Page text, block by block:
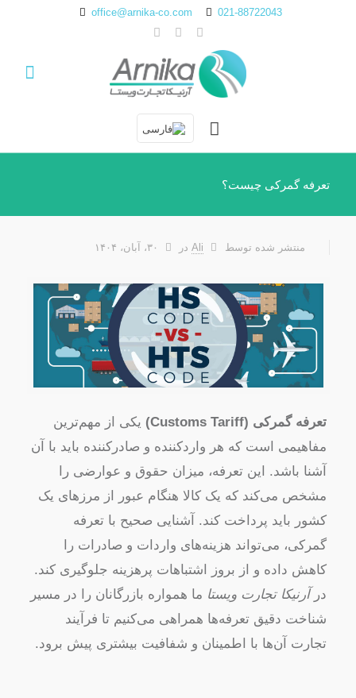
021-88722043
office@arnika-co.com
تعرفه گمرکی چیست؟
منتشر شده توسط Ali در ۳۰، آبان، ۱۴۰۴
تعرفه گمرکی (Customs Tariff)
یکی از مهم‌ترین
مفاهیمی است که هر واردکننده و صادرکننده باید با آن
آشنا باشد. این تعرفه، میزان حقوق و عوارضی را
مشخص می‌کند که یک کالا هنگام عبور از مرزهای یک
کشور باید پرداخت کند. آشنایی صحیح با تعرفه
گمرکی، می‌تواند هزینه‌های واردات و صادرات را
کاهش داده و از بروز اشتباهات پرهزینه جلوگیری کند.
درآرنیکا تجارت ویستا ما همواره بازرگانان را در مسیر
شناخت دقیق تعرفه‌ها همراهی می‌کنیم تا فرآیند
تجارت آن‌ها با اطمینان و شفافیت بیشتری پیش برود.